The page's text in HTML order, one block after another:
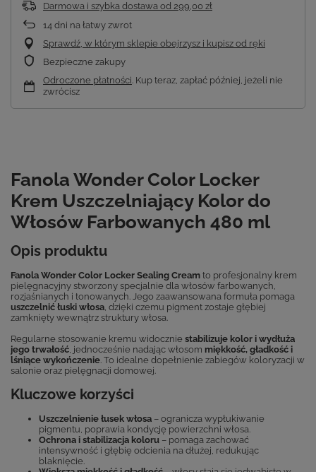
Darmowa i szybka dostawa od 299,00 zł
14 dni na łatwy zwrot
Sprawdź, w którym sklepie obejrzysz i kupisz od ręki
Bezpieczne zakupy
Odroczone płatności. Kup teraz, zapłać później, jeżeli nie
zwrócisz
Fanola Wonder Color Locker
Krem Uszczelniający Kolor do
Włosów Farbowanych 480 ml
Opis produktu
Fanola Wonder Color Locker Sealing Cream to profesjonalny krem
pielęgnacyjny stworzony specjalnie dla włosów farbowanych,
rozjaśnianych i tonowanych. Jego zaawansowana formuła pomaga
uszczelnić łuski włosa, dzięki czemu pigment zostaje głębiej
zamknięty wewnątrz struktury włosa.
Regularne stosowanie kremu widocznie stabilizuje kolor i wydłuża
jego trwałość, jednocześnie nadając włosom miękkość, gładkość i
lśniące wykończenie. To idealne dopełnienie zabiegów koloryzacji w
salonie oraz pielęgnacji domowej.
Kluczowe korzyści
Uszczelnienie łusek włosa – ogranicza wypłukiwanie
pigmentu, poprawia kondycję powierzchni włosa.
Ochrona i stabilizacja koloru – pomaga zachować
intensywność i głębię odcienia na dłużej, redukując
blaknięcie.